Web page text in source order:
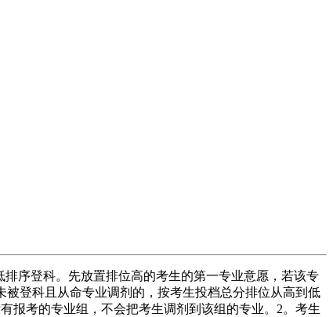
序登科。先放置排位高的考生的第一专业意愿，若该专
登科且从命专业调剂的，按考生投档总分排位从高到低
报考的专业组，不会把考生调剂到该组的专业。2。考生